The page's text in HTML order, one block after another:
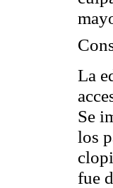
La
Se
los
fue